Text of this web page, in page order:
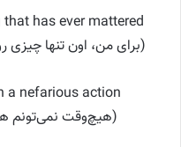
has ever mattered
(برای من، اون تنها
a nefarious action
(هیچ‌وقت نمی‌تونم